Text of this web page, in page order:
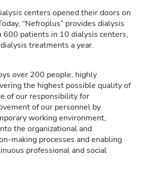
centers opened their doors on
“Nefroplus” provides dialysis
600 patients in 10 dialysis centers,
treatments a year.
over 200 people, highly
the highest possible quality of
of our responsibility for
of our personnel by
working environment,
the organizational and
making processes and enabling
professional and social